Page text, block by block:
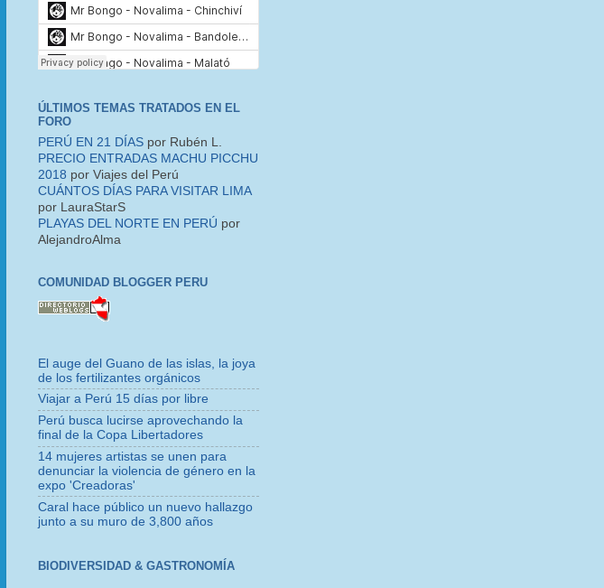
ÚLTIMOS TEMAS TRATADOS EN EL
FORO
PERÚ EN 21 DÍAS por Rubén L.
PRECIO ENTRADAS MACHU PICCHU
2018 por Viajes del Perú
CUÁNTOS DÍAS PARA VISITAR LIMA
por LauraStarS
PLAYAS DEL NORTE EN PERÚ por
AlejandroAlma
COMUNIDAD BLOGGER PERU
El auge del Guano de las islas, la joya
de los fertilizantes orgánicos
Viajar a Perú 15 días por libre
Perú busca lucirse aprovechando la
final de la Copa Libertadores
14 mujeres artistas se unen para
denunciar la violencia de género en la
expo 'Creadoras'
Caral hace público un nuevo hallazgo
junto a su muro de 3,800 años
BIODIVERSIDAD & GASTRONOMÍA